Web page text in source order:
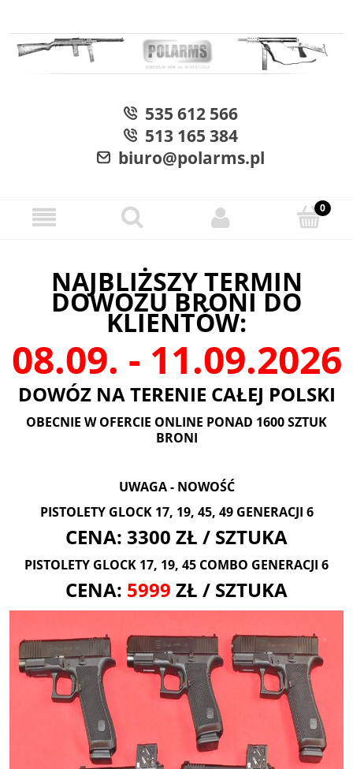
535 612 566
513 165 384
biuro@polarms.pl
NAJBLIŻSZY TERMIN
DOWOZU BRONI DO
KLIENTÓW:
08.09. - 11.09.2026
DOWÓZ NA TERENIE CAŁEJ POLSKI
OBECNIE W OFERCIE ONLINE PONAD 1600 SZTUK
BRONI
UWAGA - NOWOŚĆ
PISTOLETY GLOCK 17, 19, 45, 49 GENERACJI 6
CENA: 3300 ZŁ / SZTUKA
PISTOLETY GLOCK 17, 19, 45 COMBO GENERACJI 6
CENA: 5999 ZŁ / SZTUKA